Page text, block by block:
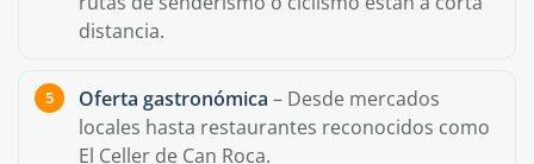
distancia.
Oferta gastronómica – Desde mercados
locales hasta restaurantes reconocidos como
El Celler de Can Roca.